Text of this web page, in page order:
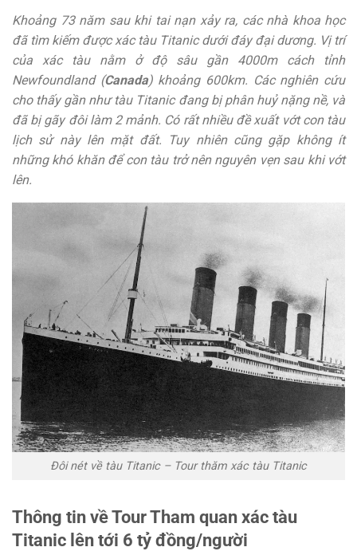
Khoảng 73 năm sau khi tai nạn xảy ra, các nhà khoa học
đã tìm kiếm được xác tàu Titanic dưới đáy đại dương. Vị trí
của xác tàu nằm ở độ sâu gần 4000m cách tỉnh
Newfoundland (Canada) khoảng 600km. Các nghiên cứu
cho thấy gần như tàu Titanic đang bị phân huỷ nặng nề, và
đã bị gãy đôi làm 2 mảnh. Có rất nhiều đề xuất vớt con tàu
lịch sử này lên mặt đất. Tuy nhiên cũng gặp không ít
những khó khăn để con tàu trở nên nguyên vẹn sau khi vớt
lên.
Đôi nét về tàu Titanic – Tour thăm xác tàu Titanic
Thông tin về Tour Tham quan xác tàu
Titanic lên tới 6 tỷ đồng/người